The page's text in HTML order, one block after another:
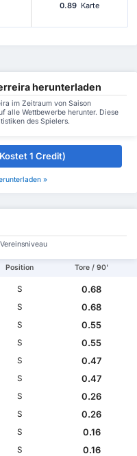
0.89 Karte
herunterladen
im Zeitraum von Saison
alle Wettbewerbe herunter. Diese
des Spielers.
1 Credit)
»
Position Tore / 90'
S
0.68
S
0.68
S
0.55
S
0.55
S
0.47
S
0.47
S
0.26
S
0.26
S
0.16
S
0.16